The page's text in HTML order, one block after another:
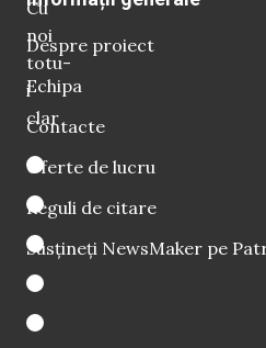
Cu
noi
totu-
i
clar
Despre proiect
Echipa
Contacte
Oferte de lucru
Reguli de citare
Susțineți NewsMaker pe